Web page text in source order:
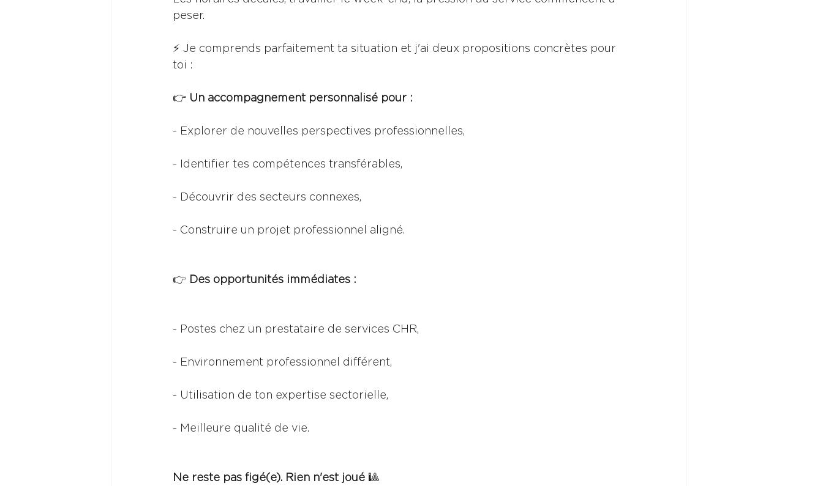
peser.
⚡ Je comprends parfaitement ta situation et j'ai deux propositions concrètes pour
toi :
👉 Un accompagnement personnalisé pour :
- Explorer de nouvelles perspectives professionnelles,
- Identifier tes compétences transférables,
- Découvrir des secteurs connexes,
- Construire un projet professionnel aligné.
👉 Des opportunités immédiates :
- Postes chez un prestataire de services CHR,
- Environnement professionnel différent,
- Utilisation de ton expertise sectorielle,
- Meilleure qualité de vie.
Ne reste pas figé(e). Rien n'est joué 🎱